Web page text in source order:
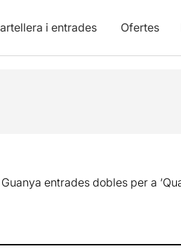
i entrades Ofertes
Guanya entrades dobles per a